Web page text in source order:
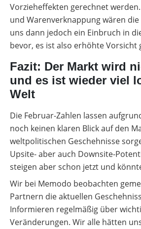
Vorzieheffekten gerechnet
und Warenverknappung wären die
uns dann jedoch ein Einbruch in
bevor, es ist also erhöhte Vorsicht
Fazit: Der Markt wird
und es ist wieder viel
Welt
Die Februar-Zahlen lassen
noch keinen klaren Blick auf den
weltpolitischen Geschehnisse
Upsite- aber auch Downsite-
steigen aber schon jetzt und
Wir bei Memodo beobachten
Partnern die aktuellen
Informieren regelmäßig über
Veränderungen. Wir alle hätten